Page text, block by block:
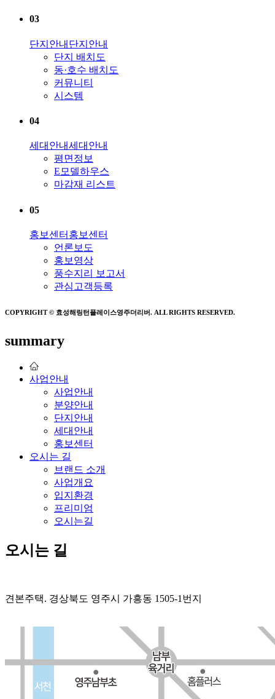
03
단지안내 단지안내
단지 배치도
동·호수 배치도
커뮤니티
시스템
04
세대안내세대안내
평면정보
E모델하우스
마감재 리스트
05
홍보센터 홍보센터
언론보도
홍보영상
풍수지리 보고서
관심고객등록
COPYRIGHT © 효성해링턴플레이스영주더리버. ALL RIGHTS RESERVED.
summary
사업안내
사업안내
분양안내
단지안내
세대안내
홍보센터
오시는 길
브랜드 소개
사업개요
입지환경
프리미엄
오시는길
오시는 길
견본주택. 경상북도 영주시 가흥동 1505-1번지